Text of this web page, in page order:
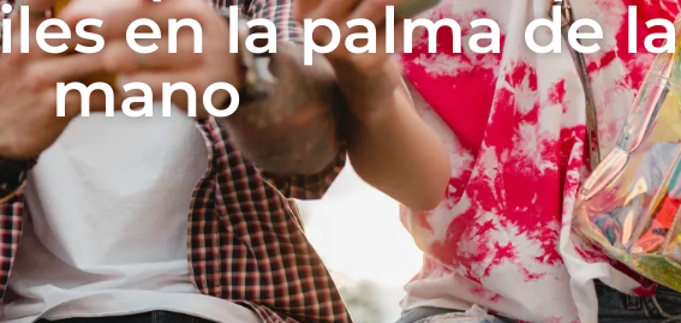
en la palma de la
mano